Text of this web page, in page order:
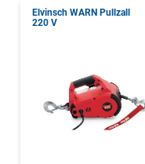
Elvinsch WARN Pullzall
220 V